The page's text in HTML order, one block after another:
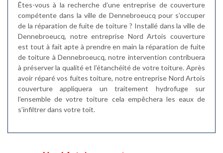
Êtes-vous à la recherche d’une entreprise de couverture
compétente dans la ville de Dennebroeucq pour s’occuper
de la réparation de fuite de toiture ? Installé dans la ville de
Dennebroeucq, notre entreprise Nord Artois couverture
est tout à fait apte à prendre en main la réparation de fuite
de toiture à Dennebroeucq, notre intervention contribuera
à préserver la qualité et l’étanchéité de votre toiture. Après
avoir réparé vos fuites toiture, notre entreprise Nord Artois
couverture appliquera un traitement hydrofuge sur
l’ensemble de votre toiture cela empêchera les eaux de
s’infiltrer dans votre toit.